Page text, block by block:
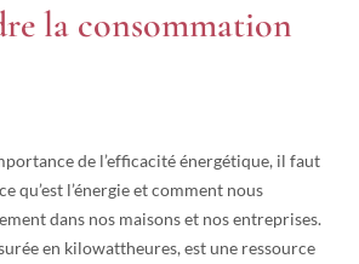
la consommation
de l’efficacité énergétique, il faut
qu’est l’énergie et comment nous
dans nos maisons et nos entreprises.
en kilowattheures, est une ressource